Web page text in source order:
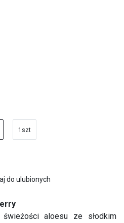
1szt
do ulubionych
świeżości aloesu ze słodkim